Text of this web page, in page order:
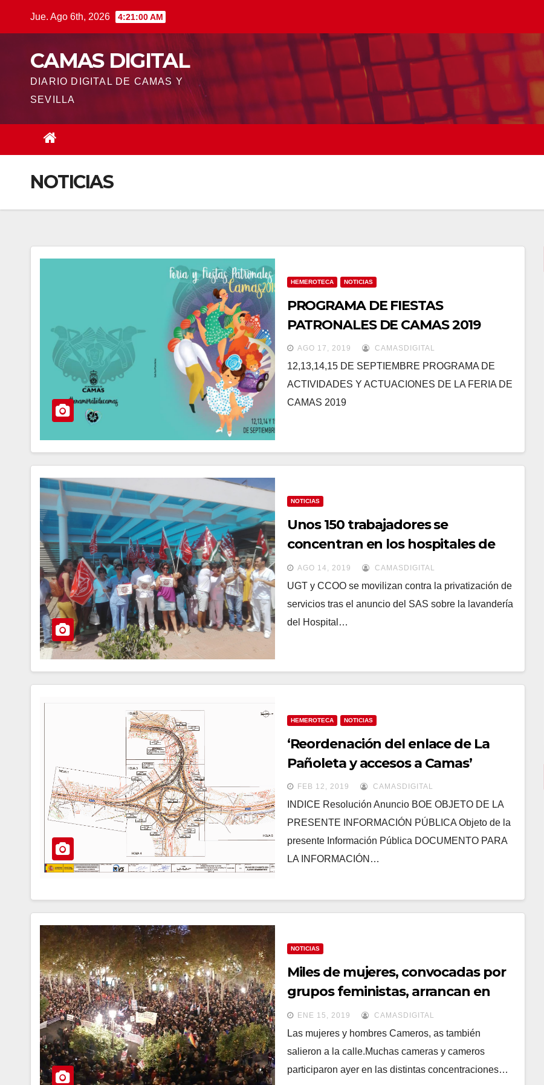
Jue. Ago 6th, 2026 4:21:00 AM
CAMAS DIGITAL
DIARIO DIGITAL DE CAMAS Y
SEVILLA
NOTICIAS
HEMEROTECA NOTICIAS
PROGRAMA DE FIESTAS
PATRONALES DE CAMAS 2019
AGO 17, 2019 CAMASDIGITAL
12,13,14,15 DE SEPTIEMBRE PROGRAMA DE
ACTIVIDADES Y ACTUACIONES DE LA FERIA DE
CAMAS 2019
NOTICIAS
Unos 150 trabajadores se
concentran en los hospitales de
Riotinto y Juan Ramón Jiménez
AGO 14, 2019 CAMASDIGITAL
UGT y CCOO se movilizan contra la privatización de
servicios tras el anuncio del SAS sobre la lavandería
del Hospital…
HEMEROTECA NOTICIAS
‘Reordenación del enlace de La
Pañoleta y accesos a Camas’
FEB 12, 2019 CAMASDIGITAL
INDICE Resolución Anuncio BOE OBJETO DE LA
PRESENTE INFORMACIÓN PÚBLICA Objeto de la
presente Información Pública DOCUMENTO PARA
LA INFORMACIÓN…
NOTICIAS
Miles de mujeres, convocadas por
grupos feministas, arrancan en
Sevilla las protestas contra las
políticas de Vox
ENE 15, 2019 CAMASDIGITAL
Las mujeres y hombres Cameros, as también
salieron a la calle.Muchas cameras y cameros
participaron ayer en las distintas concentraciones…